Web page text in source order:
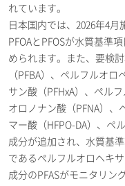
れています。
日本国内では、2026年4
PFOAとPFOSが水質基準
められます。また、要検
（PFBA）、ペルフルオ
サン酸（PFHxA）、ペル
オロノナン酸（PFNA）、
マー酸（HFPO-DA）、ペ
成分が追加され、水質基
であるペルフルオロヘキ
成分のPFASがモニタリン